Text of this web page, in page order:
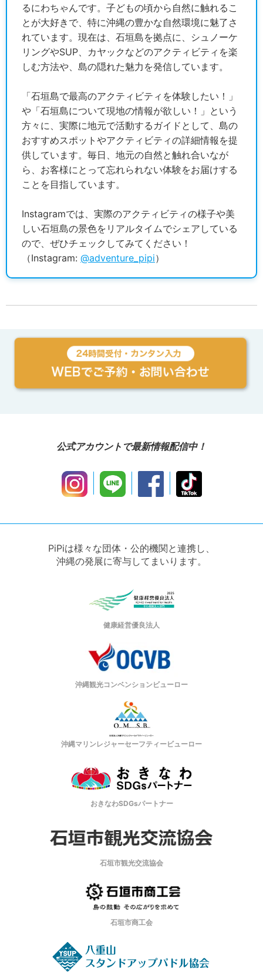
るにわちゃんです。子どもの頃から自然に触れるこ
とが大好きで、特に沖縄の豊かな自然環境に魅了さ
れています。現在は、石垣島を拠点に、シュノーケ
リングやSUP、カヤックなどのアクティビティを楽
しむ方法や、島の隠れた魅力を発信しています。
「石垣島で最高のアクティビティを体験したい！」
や「石垣島について現地の情報が欲しい！」という
方々に、実際に地元で活動するガイドとして、島の
おすすめスポットやアクティビティの詳細情報を提
供しています。毎日、地元の自然と触れ合いなが
ら、お客様にとって忘れられない体験をお届けする
ことを目指しています。
Instagramでは、実際のアクティビティの様子や美
しい石垣島の景色をリアルタイムでシェアしている
ので、ぜひチェックしてみてください！
（Instagram: @adventure_pipi）
公式アカウントで最新情報配信中！
PiPiは様々な団体・公的機関と連携し、
沖縄の発展に寄与してまいります。
健康経営優良法人
沖縄観光コンベンションビューロー
沖縄マリンレジャーセーフティービューロー
おきなわSDGsパートナー
石垣市観光交流協会
石垣市商工会